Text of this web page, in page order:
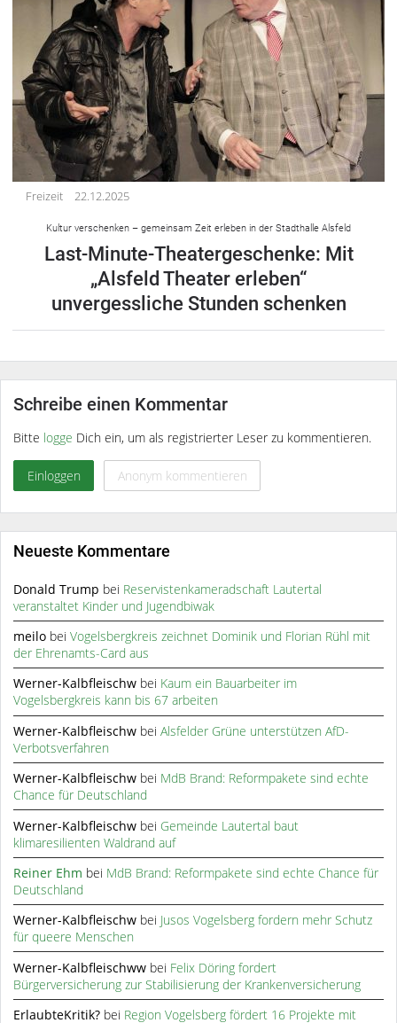
Freizeit 22.12.2025
Kultur verschenken – gemeinsam Zeit erleben in der Stadthalle Alsfeld
Last-Minute-Theatergeschenke: Mit
„Alsfeld Theater erleben“
unvergessliche Stunden schenken
Schreibe einen Kommentar
Bitte logge Dich ein, um als registrierter Leser zu kommentieren.
Einloggen Anonym kommentieren
Neueste Kommentare
Donald Trump bei Reservistenkameradschaft Lautertal
veranstaltet Kinder und Jugendbiwak
meilo beiVogelsbergkreis zeichnet Dominik und Florian Rühl mit
der Ehrenamts-Card aus
Werner-Kalbfleischw bei Kaum ein Bauarbeiter im
Vogelsbergkreis kann bis 67 arbeiten
Werner-Kalbfleischw beiAlsfelder Grüne unterstützen AfD-
Verbotsverfahren
Werner-Kalbfleischw bei MdB Brand: Reformpakete sind echte
Chance für Deutschland
Werner-Kalbfleischw bei Gemeinde Lautertal baut
klimaresilienten Waldrand auf
Reiner Ehm bei MdB Brand: Reformpakete sind echte Chance für
Deutschland
Werner-Kalbfleischw bei Jusos Vogelsberg fordern mehr Schutz
für queere Menschen
Werner-Kalbfleischww bei Felix Döring fordert
Bürgerversicherung zur Stabilisierung der Krankenversicherung
ErlaubteKritik? bei Region Vogelsberg fördert 16 Projekte mit